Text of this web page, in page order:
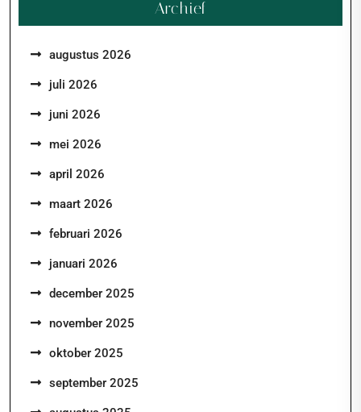
Archief
augustus 2026
juli 2026
juni 2026
mei 2026
april 2026
maart 2026
februari 2026
januari 2026
december 2025
november 2025
oktober 2025
september 2025